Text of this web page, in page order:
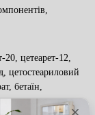
20, цетеарет-12,
цетостеариловий
бетаїн,
дистеарат,